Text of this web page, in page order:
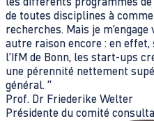
de toutes disciplines à
recherches. Mais je
autre raison encore : en
l’IfM de Bonn, les start-ups
une pérennité nettement
général. “
Prof. Dr Friederike Welter
Présidente du comité